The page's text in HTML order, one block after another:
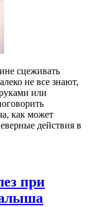
сцеживать
не все знают,
или
как может
действия в
при